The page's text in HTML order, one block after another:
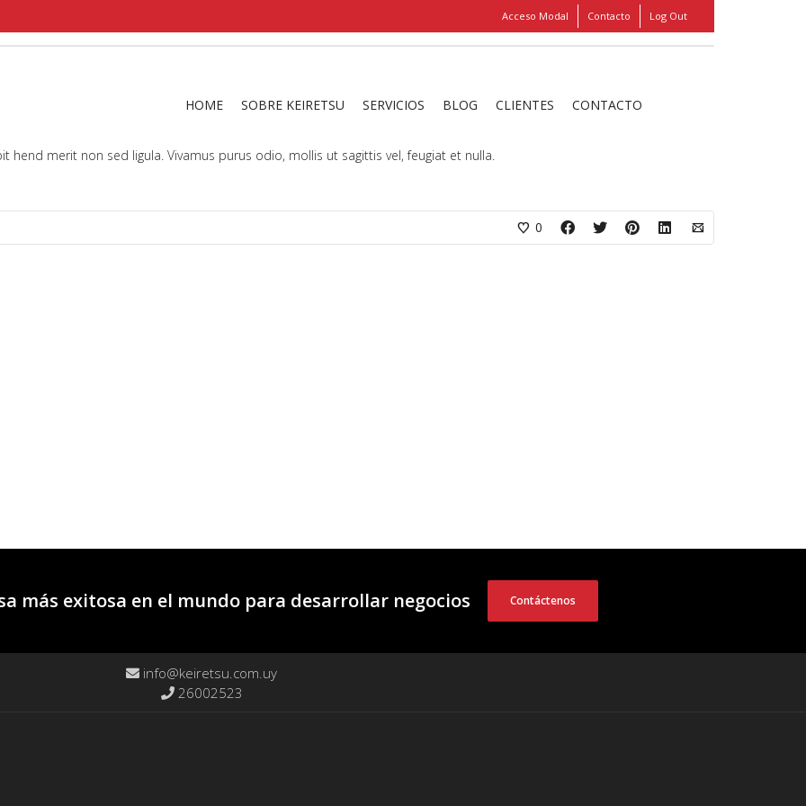
in a sizemediumthat cost between £ . Show
FIND MY ITEMS!
Acceso Modal Contacto Log Out
HOME SOBRE KEIRETSU SERVICIOS BLOG CLIENTES CONTACTO
Suspendisse viverra mauris eget tortor imperdiet vehicula. Proin egestas diam ac mauris molestie hendrerit. Quisque
merit non sed ligula. Vivamus purus odio, mollis ut sagittis vel, feugiat et nulla.
0
más exitosa en el mundo para desarrollar negocios Contáctenos
info@keiretsu.com.uy
26002523